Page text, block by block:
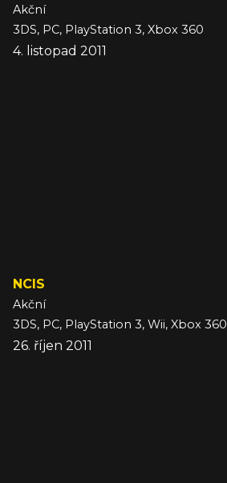
Akční
3DS, PC, PlayStation 3, Xbox 360
4. listopad 2011
NCIS
Akční
3DS, PC, PlayStation 3, Wii, Xbox 360
26. říjen 2011